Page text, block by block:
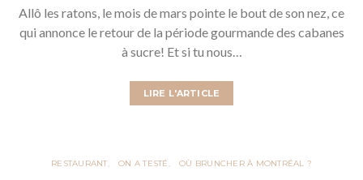
Allô les ratons, le mois de mars pointe le bout de son nez, ce
qui annonce le retour de la période gourmande des cabanes
à sucre! Et si tu nous…
LIRE L'ARTICLE
RESTAURANT ON A TESTÉ OÙ BRUNCHER À MONTRÉAL ?